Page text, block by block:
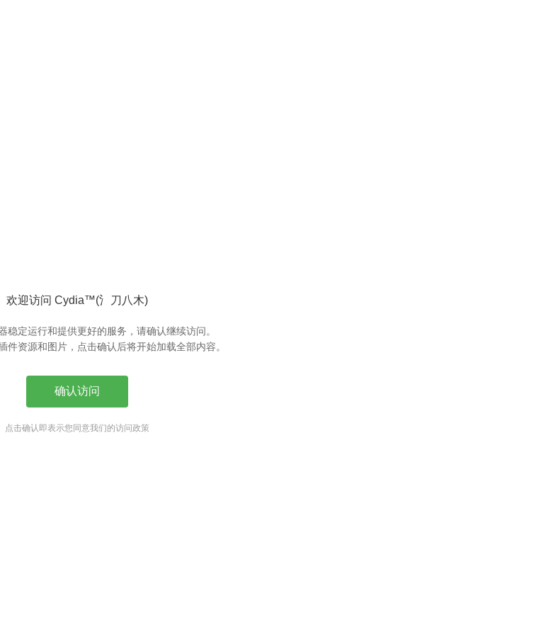
欢迎访问 Cydia™(氵刀八木)
稳定运行和提供更好的服务，请确认继续访问。
件资源和图片，点击确认后将开始加载全部内容。
确认访问
点击确认即表示您同意我们的访问政策